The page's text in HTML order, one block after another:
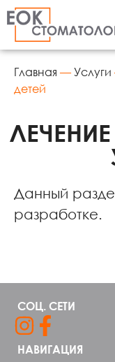
Главная —Услуги
детей
Данный
разработке.
НАВИГАЦИЯ
СОЦ. СЕТИ